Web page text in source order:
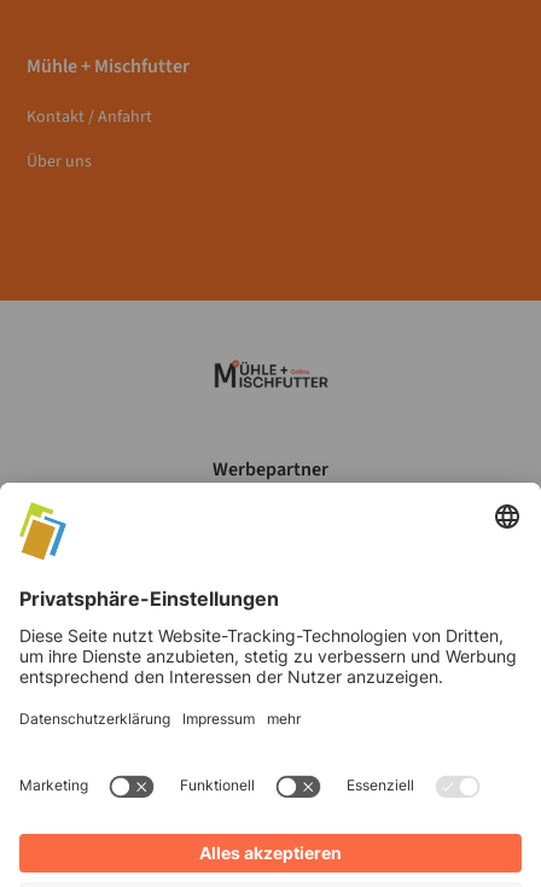
Mühle + Mischfutter
Kontakt / Anfahrt
Über uns
Werbepartner
Datenschutz
AGB's